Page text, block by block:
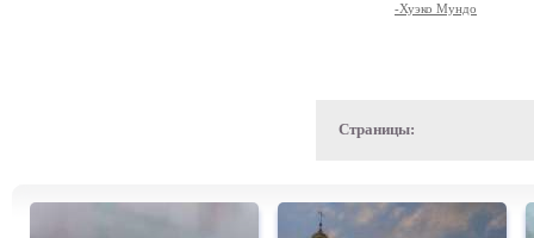
-Хуэко Мундо
Страницы: